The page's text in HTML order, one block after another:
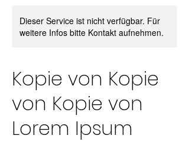
Dieser Service ist nicht verfügbar. Für
weitere Infos bitte Kontakt aufnehmen.
Kopie von Kopie
von Kopie von
Lorem Ipsum